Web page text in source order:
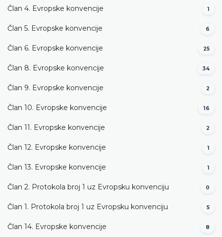
Član 4. Evropske konvencije 1
Član 5. Evropske konvencije 6
Član 6. Evropske konvencije 25
Član 8. Evropske konvencije 34
Član 9. Evropske konvencije 2
Član 10. Evropske konvencije 16
Član 11. Evropske konvencije 2
Član 12. Evropske konvencije 1
Član 13. Evropske konvencije 1
Član 2. Protokola broj 1 uz Evropsku konvenciju 0
Član 1. Protokola broj 1 uz Evropsku konvenciju 5
Član 14. Evropske konvencije 8